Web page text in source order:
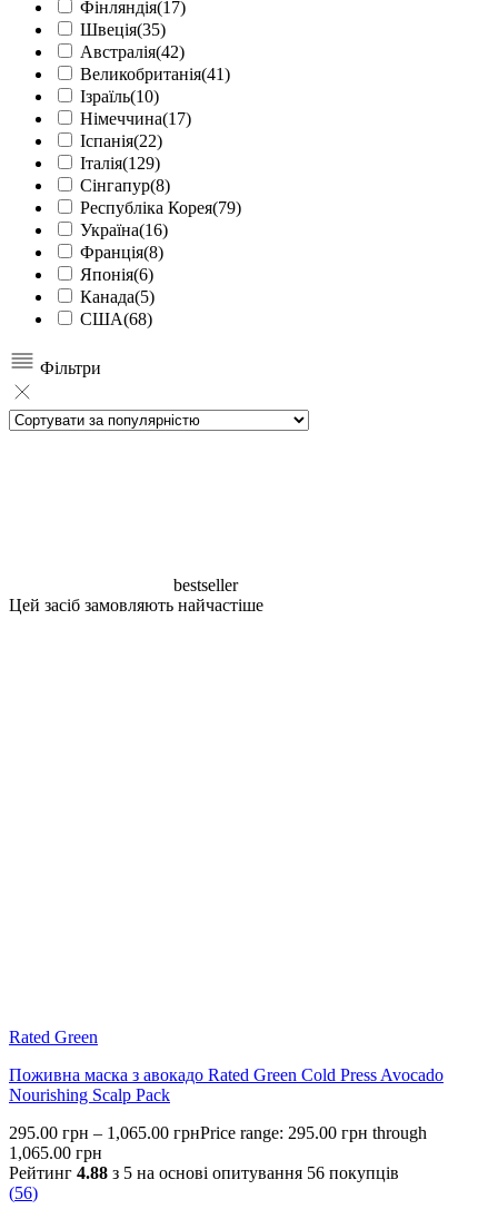
Фінляндія(17)
Швеція(35)
Австралія(42)
Великобританія(41)
Ізраїль(10)
Німеччина(17)
Іспанія(22)
Італія(129)
Сінгапур(8)
Республіка Корея(79)
Україна(16)
Франція(8)
Японія(6)
Канада(5)
США(68)
Фільтри
bestseller
Цей засіб замовляють найчастіше
Rated Green
Поживна маска з авокадо Rated Green Cold Press Avocado
Nourishing Scalp Pack
295.00 грн – 1,065.00 грнPrice range: 295.00 грн through
1,065.00 грн
Рейтинг 4.88 з 5 на основі опитування 56 покупців
(56)